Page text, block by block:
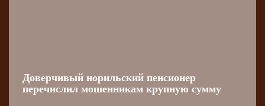
Доверчивый норильский пенсионер
перечислил мошенникам крупную сумму